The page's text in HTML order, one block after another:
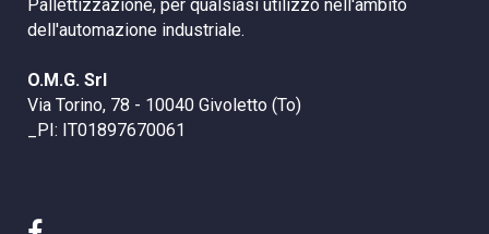
Pallettizzazione, per qualsiasi utilizzo nell'ambito
dell'automazione industriale.
O.M.G. Srl
Via Torino, 78 - 10040 Givoletto (To)
_PI: IT01897670061